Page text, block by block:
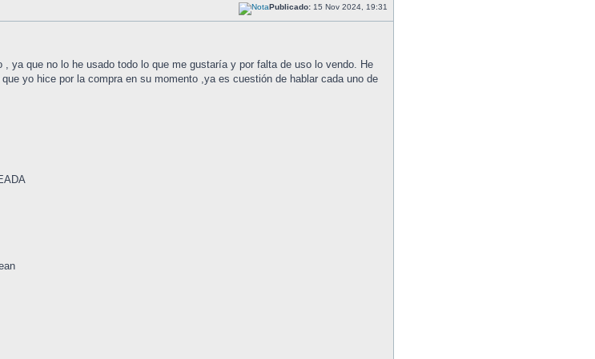
Publicado: 15 Nov 2024, 19:31
ya que no lo he usado todo lo que me gustaría y por falta de uso lo vendo. He
yo hice por la compra en su momento ,ya es cuestión de hablar cada uno de